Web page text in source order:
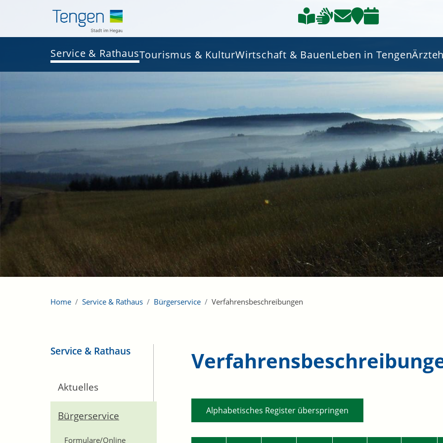
Service & RathausTourismus & KulturWirtschaft & BauenLeben in Tengen
Home Service & Rathaus Bürgerservice Verfahrensbeschreibungen
Service & Rathaus
Aktuelles
Bürgerservice
Formulare/Online
Alphabetisches Register überspringen